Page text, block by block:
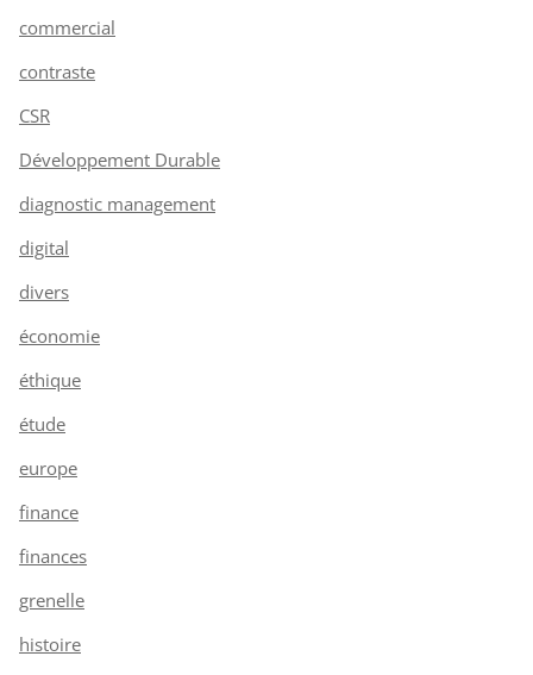
commercial
contraste
CSR
Développement Durable
diagnostic management
digital
divers
économie
éthique
étude
europe
finance
finances
grenelle
histoire